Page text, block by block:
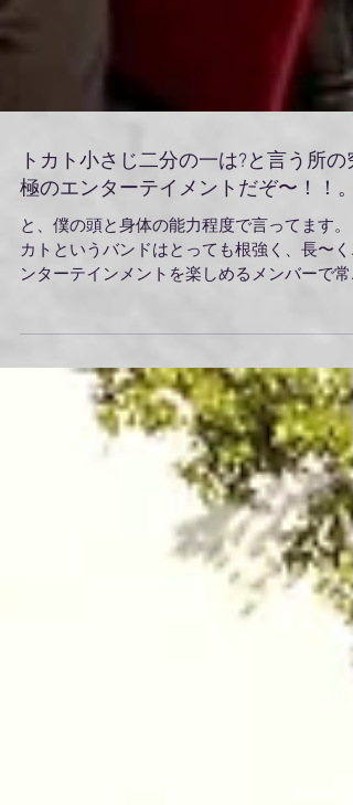
トカト小さじ二分の一は?と言う所の
極のエンターテイメントだぞ〜！！。
カトというバンドはとっても根強く、長〜く
ンターテインメントを楽しめるメンバーで常
新曲！新曲！そしてお客様への見え方、その
妙なパフォーマンスへの挑戦！それをメンバ
全員で作っていく！リハーサルで次々と新し
アイデアが溢れ出る、そ...